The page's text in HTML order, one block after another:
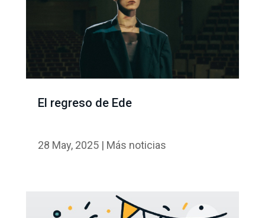
El regreso de Ede
28 May, 2025| Más noticias